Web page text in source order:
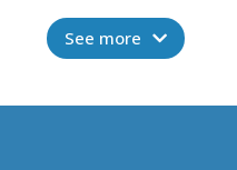
See more